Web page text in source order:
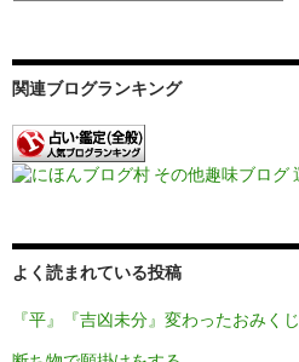
関連ブログランキング
よく読まれている投稿
『平』『吉凶未分』変わったおみくじ